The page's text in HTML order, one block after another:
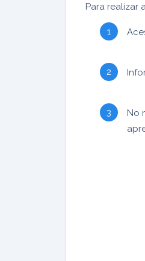
Para realizar
No